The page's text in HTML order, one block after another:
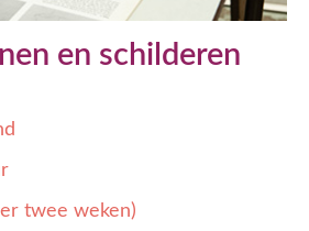
en schilderen
twee weken)